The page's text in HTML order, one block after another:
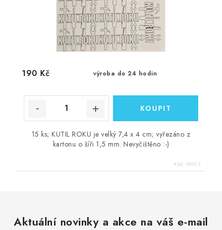
výroba do 24 hodin
190 Kč
15 ks; KUTIL ROKU je velký 7,4 x 4 cm; vyřezáno z
kartonu o šíři 1,5 mm. Nevyčištěno :-)
Kód: 89973
Aktuální novinky a akce na váš e-mail